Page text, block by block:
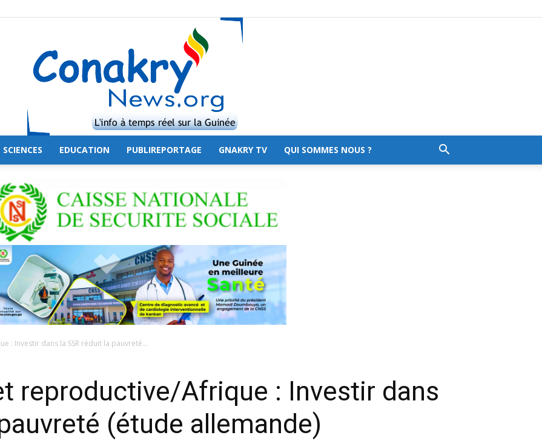
SCIENCES EDUCATION PUBLIREPORTAGE GNAKRY TV QUI SOMMES NOUS ?
: Investir dans la SSR réduit la pauvreté...
reproductive/Afrique : Investir dans
(étude allemande)